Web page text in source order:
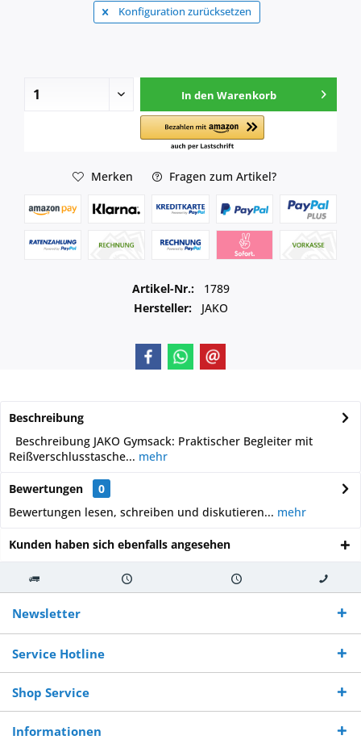
Konfiguration zurücksetzen
In den Warenkorb
Merken Fragen zum Artikel?
Artikel-Nr.:
1789
Hersteller:
JAKO
Beschreibung
Beschreibung JAKO Gymsack: Praktischer Begleiter mit
Reißverschlusstasche... mehr
Bewertungen
0
Bewertungen lesen, schreiben und diskutieren... mehr
Kunden haben sich ebenfalls angesehen
Kostenloser
Versand ab €
250,-
Versand innerhalb von Versand von So erreichen
Sie uns 0160
970 511 90
Newsletter
Service Hotline
Shop Service
Informationen